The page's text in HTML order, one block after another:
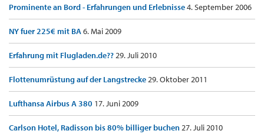
Prominente an Bord - Erfahrungen und Erlebnisse4. September 2006
NY fuer 225€ mit BA6. Mai 2009
Erfahrung mit Flugladen.de??29. Juli 2010
Flottenumrüstung auf der Langstrecke29. Oktober 2011
Lufthansa Airbus A 380 17. Juni 2009
Carlson Hotel, Radisson bis 80% billiger buchen27. Juli 2010